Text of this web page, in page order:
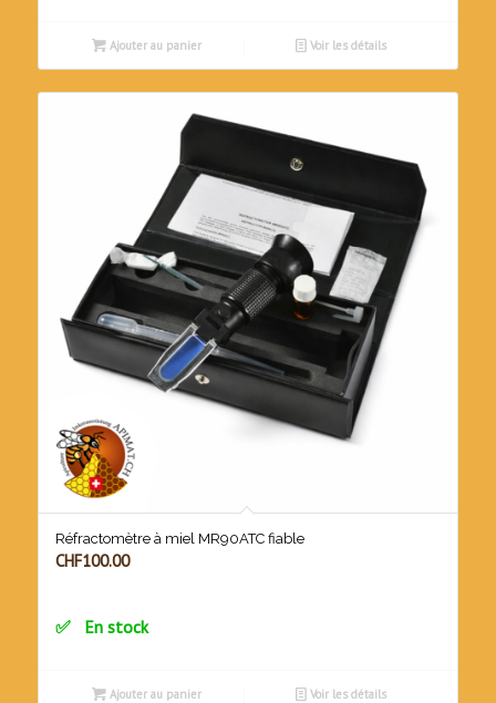
Ajouter au panier Voir les détails
Réfractomètre à miel MR90ATC fiable
CHF100.00
En stock
Ajouter au panier Voir les détails